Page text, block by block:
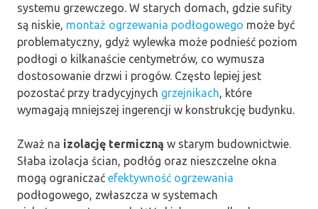
systemu grzewczego. W starych domach, gdzie sufity
są niskie, montaż ogrzewania podłogowego może być
problematyczny, gdyż wylewka może podnieść poziom
podłogi o kilkanaście centymetrów, co wymusza
dostosowanie drzwi i progów. Często lepiej jest
pozostać przy tradycyjnych grzejnikach, które
wymagają mniejszej ingerencji w konstrukcję budynku.
Zważ na izolację termiczną w starym budownictwie.
Słaba izolacja ścian, podłóg oraz nieszczelne okna
mogą ograniczać efektywność ogrzewania
podłogowego, zwłaszcza w systemach